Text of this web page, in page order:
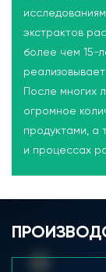
экстрактов
более чем 15-
После многих
огромное
продуктами, а
и процессах